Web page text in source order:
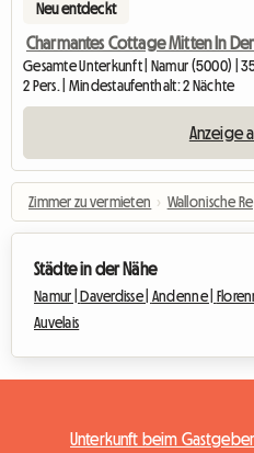
Neu entdeckt
Charmantes Cottage Mitten In
Gesamte Unterkunft | Namur (5000) |
2 Pers. | Mindestaufenthalt: 2 Nächte
Anzeige
Zimmer zu vermieten › Wallonische
Städte in der Nähe
Namur | Daverdisse | Andenne |
Auvelais
Unterkunft beim